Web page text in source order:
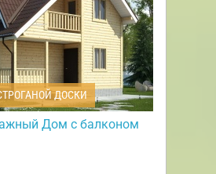
ДОСКИ
Дом с балконом